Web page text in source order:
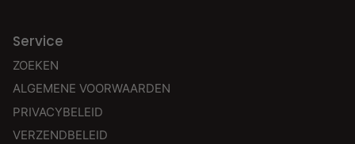
Service
ZOEKEN
ALGEMENE VOORWAARDEN
PRIVACYBELEID
VERZENDBELEID